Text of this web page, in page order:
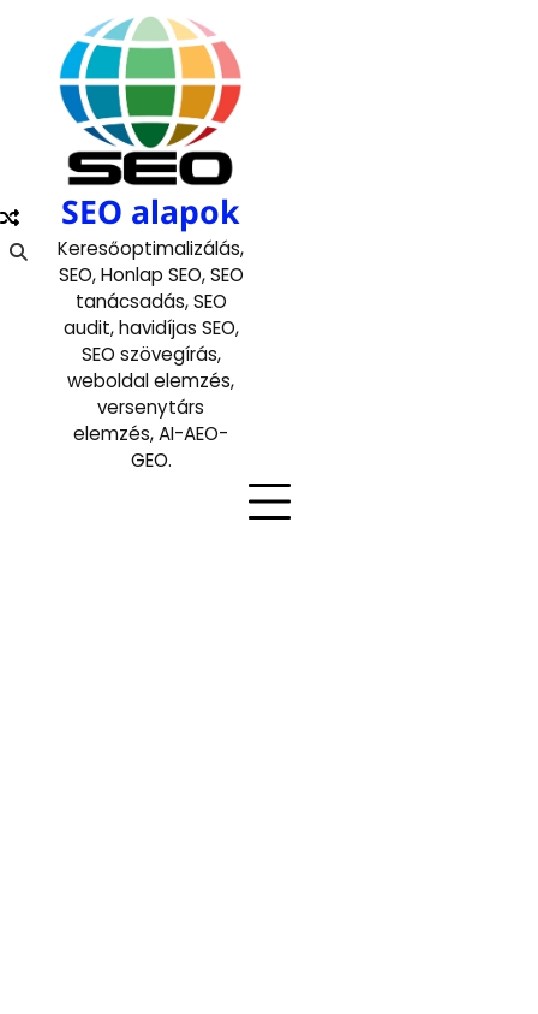
content
SEO alapok
Keresőoptimalizálás,
SEO, Honlap SEO, SEO
tanácsadás, SEO
audit, havidíjas SEO,
SEO szövegírás,
weboldal elemzés,
versenytárs
elemzés, AI-AEO-
GEO.